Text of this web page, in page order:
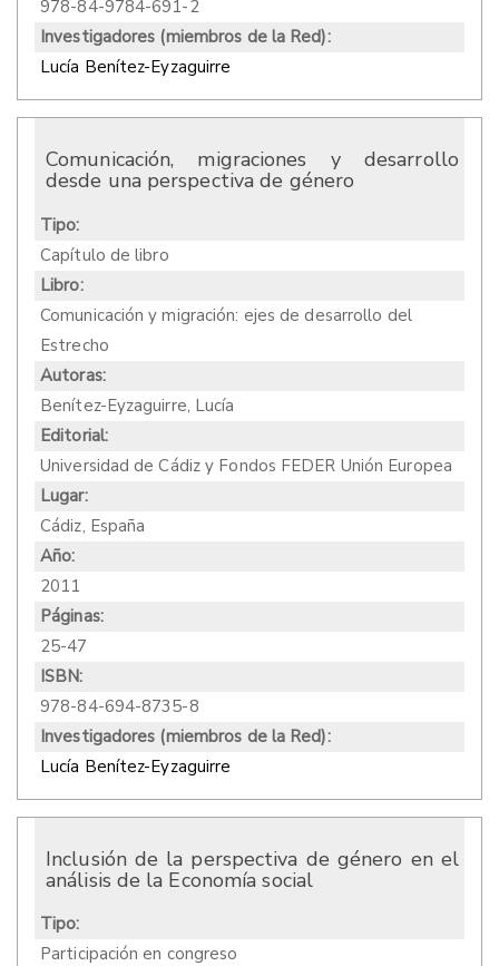
978-84-9784-691-2
Investigadores (miembros de la Red):
Lucía Benítez-Eyzaguirre
Comunicación, migraciones y desarrollo
desde una perspectiva de género
Tipo:
Capítulo de libro
Libro:
Comunicación y migración: ejes de desarrollo del
Estrecho
Autoras:
Benítez-Eyzaguirre, Lucía
Editorial:
Universidad de Cádiz y Fondos FEDER Unión Europea
Lugar:
Cádiz, España
Año:
2011
Páginas:
25-47
ISBN:
978-84-694-8735-8
Investigadores (miembros de la Red):
Lucía Benítez-Eyzaguirre
Inclusión de la perspectiva de género en el
análisis de la Economía social
Tipo:
Participación en congreso